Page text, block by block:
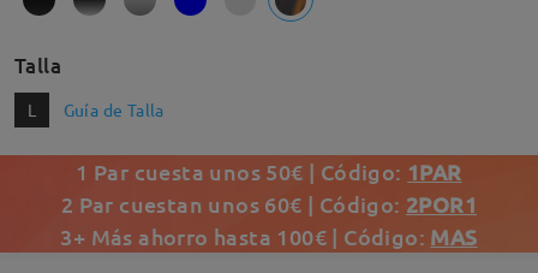
Talla
L Guía de Talla
1 Par cuesta unos 50€ | Código: 1PAR
2 Par cuestan unos 60€ | Código: 2POR1
3+ Más ahorro hasta 100€ | Código: MAS